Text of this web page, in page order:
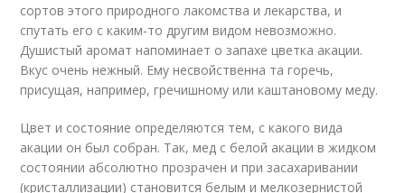
сортов этого природного лакомства и лекарства, и
спутать его с каким-то другим видом невозможно.
Душистый аромат напоминает о запахе цветка акации.
Вкус очень нежный. Ему несвойственна та горечь,
присущая, например, гречишному или каштановому меду.
Цвет и состояние определяются тем, с какого вида
акации он был собран. Так, мед с белой акации в жидком
состоянии абсолютно прозрачен и при засахаривании
(кристаллизации) становится белым и мелкозернистой